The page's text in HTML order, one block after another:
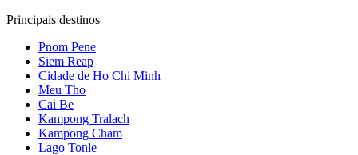
Principais destinos
Pnom Pene
Siem Reap
Cidade de Ho Chi Minh
Meu Tho
Cai Be
Kampong Tralach
Kampong Cham
Lago Tonle